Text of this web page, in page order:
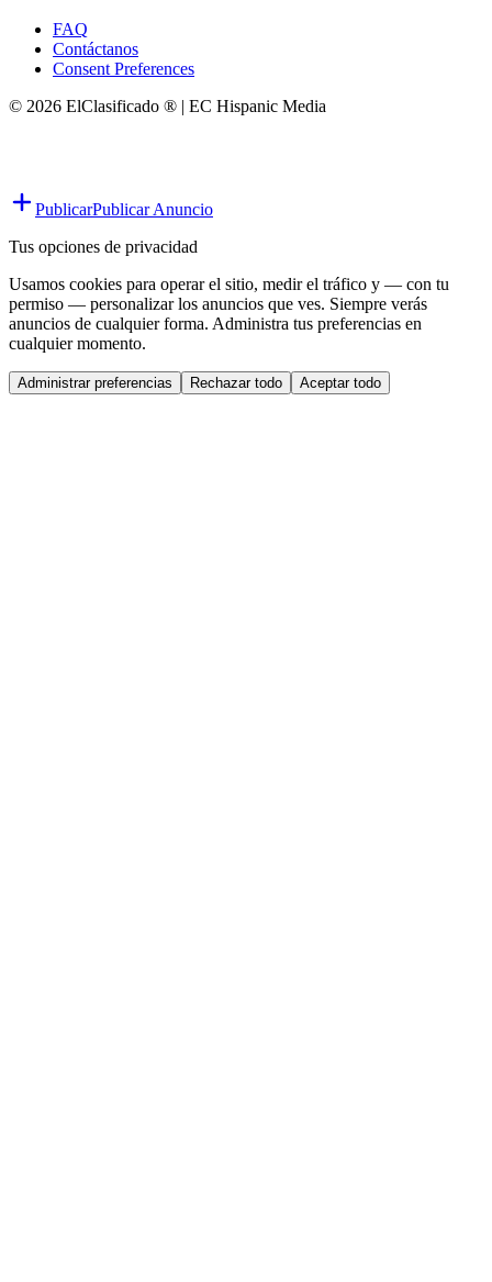
FAQ
Contáctanos
Consent Preferences
© 2026 ElClasificado ® | EC Hispanic Media
PublicarPublicar Anuncio
Tus opciones de privacidad
Usamos cookies para operar el sitio, medir el tráfico y — con tu
permiso — personalizar los anuncios que ves. Siempre verás
anuncios de cualquier forma. Administra tus preferencias en
cualquier momento.
Administrar preferencias Rechazar todo Aceptar todo